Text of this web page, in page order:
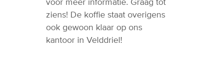
voor meer informatie. Graag tot
ziens! De koffie staat overigens
ook gewoon klaar op ons
kantoor in Velddriel!